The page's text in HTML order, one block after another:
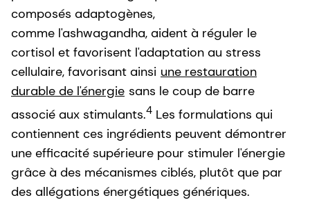
composés adaptogènes,
comme l'ashwagandha, aident à réguler le
cortisol et favorisent l'adaptation au stress
cellulaire, favorisant ainsi une restauration
durable de l'énergie sans le coup de barre
associé aux stimulants.4 Les formulations qui
contiennent ces ingrédients peuvent démontrer
une efficacité supérieure pour stimuler l'énergie
grâce à des mécanismes ciblés, plutôt que par
des allégations énergétiques génériques.